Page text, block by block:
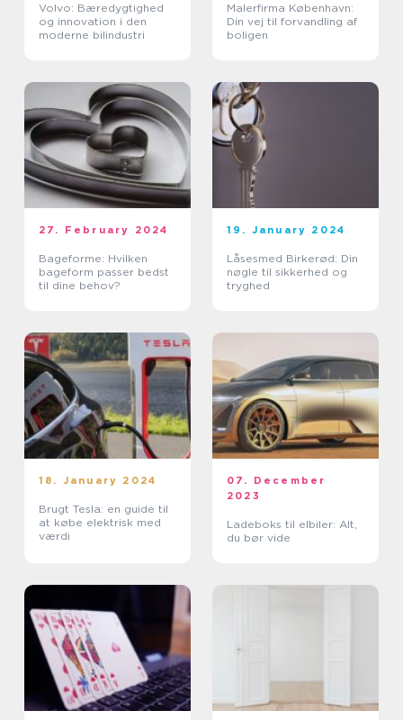
Volvo: Bæredygtighed
og innovation i den
moderne bilindustri
Malerfirma København:
Din vej til forvandling af
boligen
27. February 2024
Bageforme: Hvilken
bageform passer bedst
til dine behov?
19. January 2024
Låsesmed Birkerød: Din
nøgle til sikkerhed og
tryghed
18. January 2024
Brugt Tesla: en guide til
at købe elektrisk med
værdi
07. December
2023
Ladeboks til elbiler: Alt,
du bør vide